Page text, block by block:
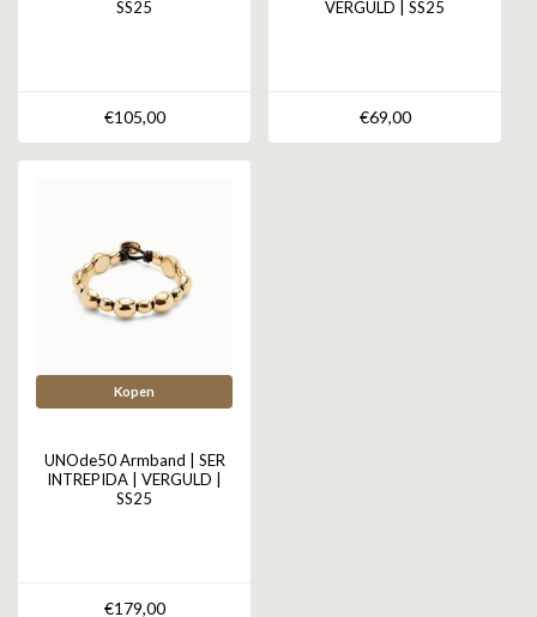
SS25
€105,00
VERGULD | SS25
€69,00
Kopen
UNOde50 Armband | SER
INTREPIDA | VERGULD |
SS25
€179,00